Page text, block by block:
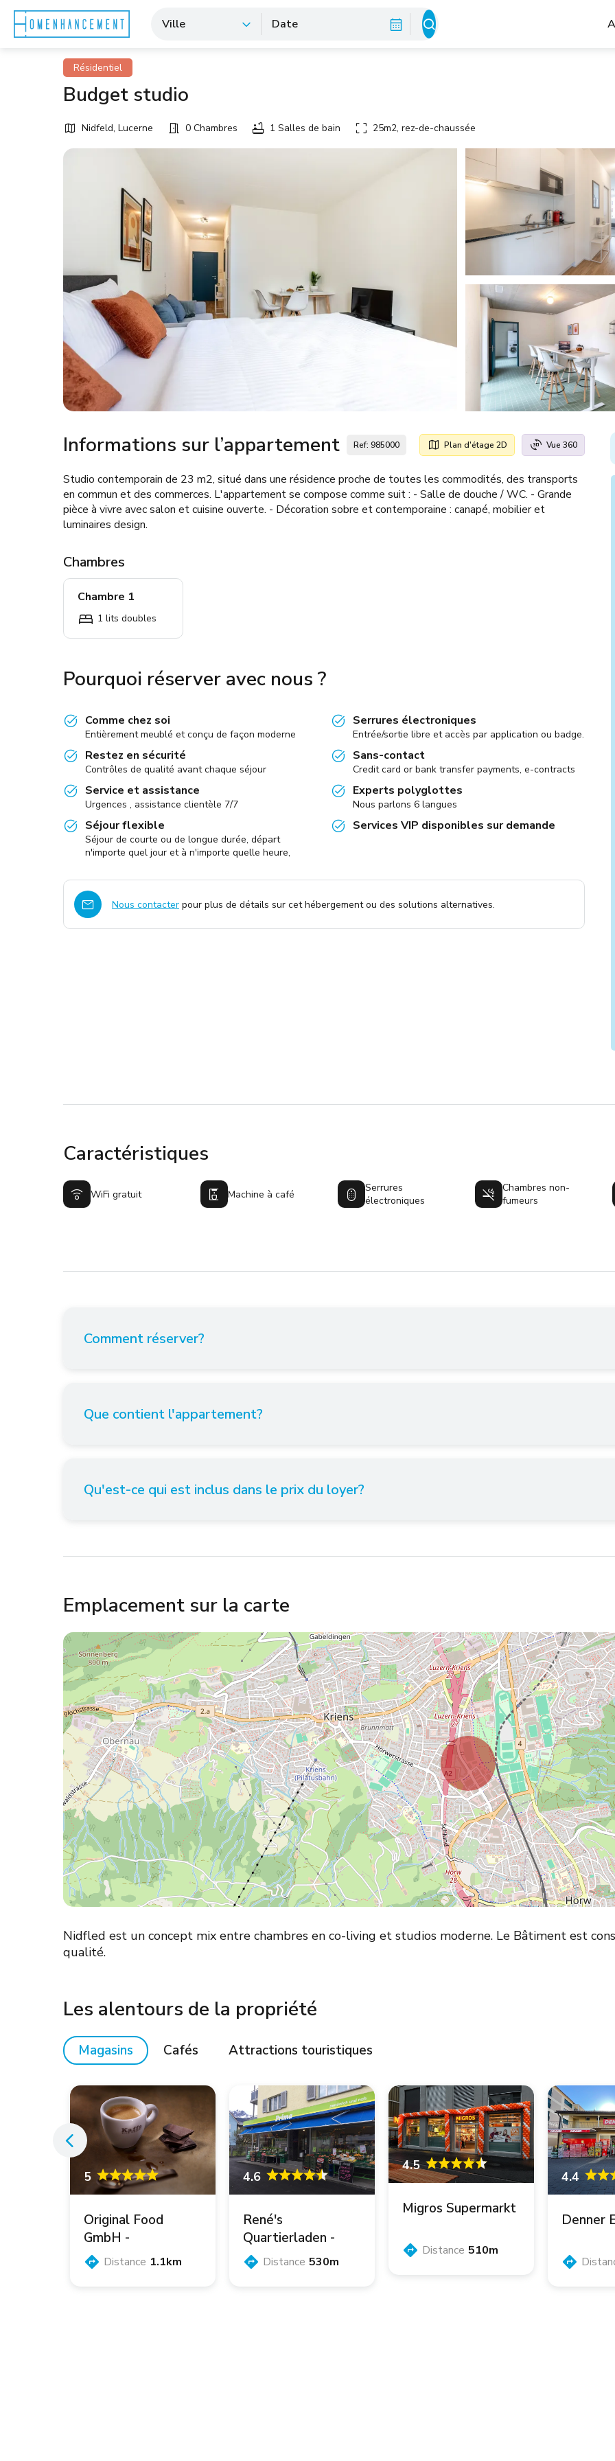
Ville Date
Résidentiel
Budget studio
Nidfeld, Lucerne 0 Chambres 1 Salles de bain 25m2, rez-de-chaussée
Informations sur l’appartement Ref: 985000 Plan d'étage 2D Vue 360
Studio contemporain de 23 m2, situé dans une résidence proche de toutes les commodités, des transports
en commun et des commerces. L'appartement se compose comme suit : - Salle de douche / WC. - Grande
pièce à vivre avec salon et cuisine ouverte. - Décoration sobre et contemporaine : canapé, mobilier et
luminaires design.
Chambres
Chambre 1
1 lits doubles
Pourquoi réserver avec nous ?
Comme chez soi
Entièrement meublé et conçu de façon moderne
Serrures électroniques
Entrée/sortie libre et accès par application ou badge.
Restez en sécurité
Contrôles de qualité avant chaque séjour
Sans-contact
Credit card or bank transfer payments, e-contracts
Service et assistance
Urgences , assistance clientèle 7/7
Experts polyglottes
Nous parlons 6 langues
Séjour flexible
Séjour de courte ou de longue durée, départ
n'importe quel jour et à n'importe quelle heure,
Services VIP disponibles sur demande
Nous contacter pour plus de détails sur cet hébergement ou des solutions alternatives.
Caractéristiques
WiFi gratuit Machine à café
Serrures
électroniques
Chambres non-
fumeurs
Comment réserver?
Que contient l'appartement?
Qu'est-ce qui est inclus dans le prix du loyer?
Emplacement sur la carte
Nidfled est un concept mix entre chambres en co-living et studios moderne. Le Bâtiment est
qualité.
Les alentours de la propriété
Magasins Cafés Attractions touristiques
5
Original Food
GmbH -
KaffaWerkstatt
Distance 1.1km
4.6
René's
Quartierladen -
Prima Kriens
Distance 530m
4.5
Migros Supermarkt
Distance 510m
4.4
Denner